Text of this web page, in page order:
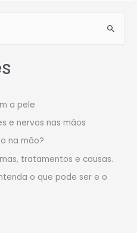
a pele
e nervos nas mãos
na mão?
tratamentos e causas.
o que pode ser e o